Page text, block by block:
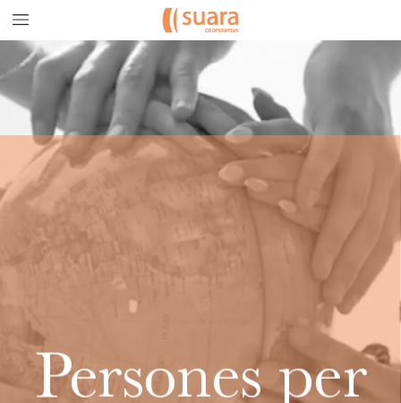
Memòria Sostenibilitat 2024
Persones per